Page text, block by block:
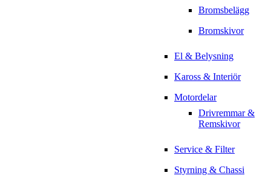
Bromsbelägg
Bromskivor
El & Belysning
Kaross & Interiör
Motordelar
Drivremmar &
Remskivor
Service & Filter
Styrning & Chassi